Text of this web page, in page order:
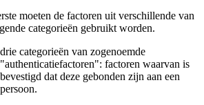
moeten de factoren uit verschillende van
categorieën gebruikt worden.
drie categorieën van zogenoemde
"authenticatiefactoren": factoren waarvan is
bevestigd dat deze gebonden zijn aan een
persoon.